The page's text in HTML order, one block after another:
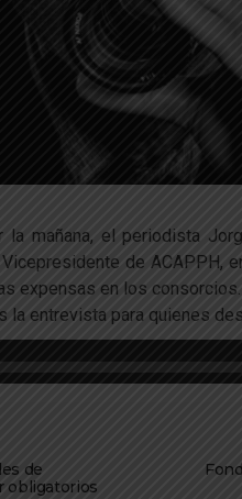
mañana, el periodista
de ACAPPH,
expensas en los consorcios.
la entrevista para quienes
de
obligatorios